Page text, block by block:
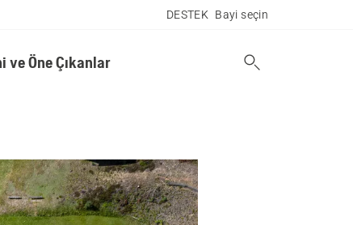
DESTEK Bayi seçin
ve Öne Çıkanlar